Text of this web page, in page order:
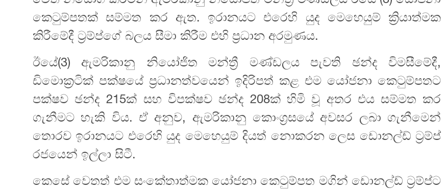
කෙටුම්පතක් සම්මත කර ඇත. ඉරානයට එරෙහි යුද මෙහෙයුම් ක්‍රියාත්මක
කිරීමේදී ට්‍රම්ප්ගේ බලය සීමා කිරීම එහි ප්‍රධාන අරමුණය.
ඊයේ(3) ඇමරිකානු නියෝජිත මන්ත්‍රී මණ්ඩලය පැවති ඡන්ද විමසීමේදී,
ඩිමොක්‍රටික් පක්ෂයේ ප්‍රධානත්වයෙන් ඉදිරිපත් කළ එම යෝජනා කෙටුම්පතට
පක්ෂව ඡන්ද 215ක් සහ විපක්ෂව ඡන්ද 208ක් හිමි වූ අතර එය සම්මත කර
ගැනීමට හැකි විය. ඒ අනුව, ඇමරිකානු කොංග්‍රසයේ අවසර ලබා ගැනීමෙන්
තොරව ඉරානයට එරෙහි යුද මෙහෙයුම් දියත් නොකරන ලෙස ඩොනල්ඩ් ට්‍රම්ප්
රජයෙන් ඉල්ලා සිටී.
කෙසේ වෙතත් එම සංකේතාත්මක යෝජනා කෙටුම්පත මගින් ඩොනල්ඩ් ට්‍රම්ප්ට